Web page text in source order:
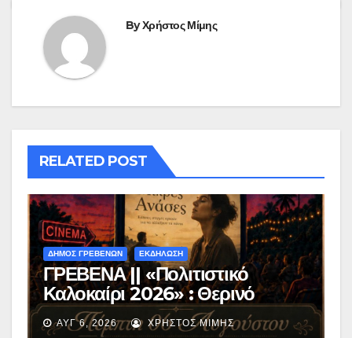
ByΧρήστος Μίμης
RELATED POST
ΔΗΜΟΣ ΓΡΕΒΕΝΩΝ ΕΚΔΗΛΩΣΗ
ΓΡΕΒΕΝΑ || «Πολιτιστικό
Καλοκαίρι 2026» : Θερινό
Σινεμά με την βραβευμένη ταινία
«Μικρές Ανάσες».
ΑΥΓ 6, 2026 ΧΡΉΣΤΟΣ ΜΊΜΗΣ